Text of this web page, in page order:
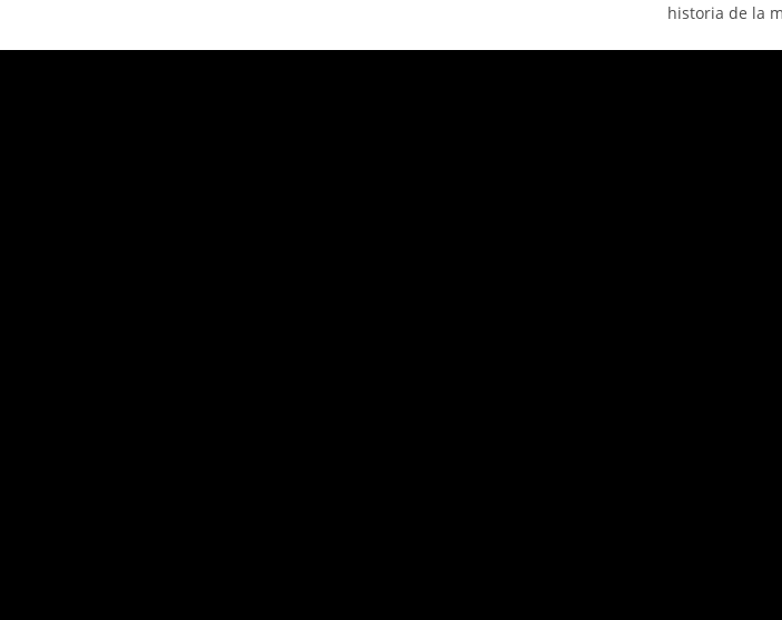
historia de la